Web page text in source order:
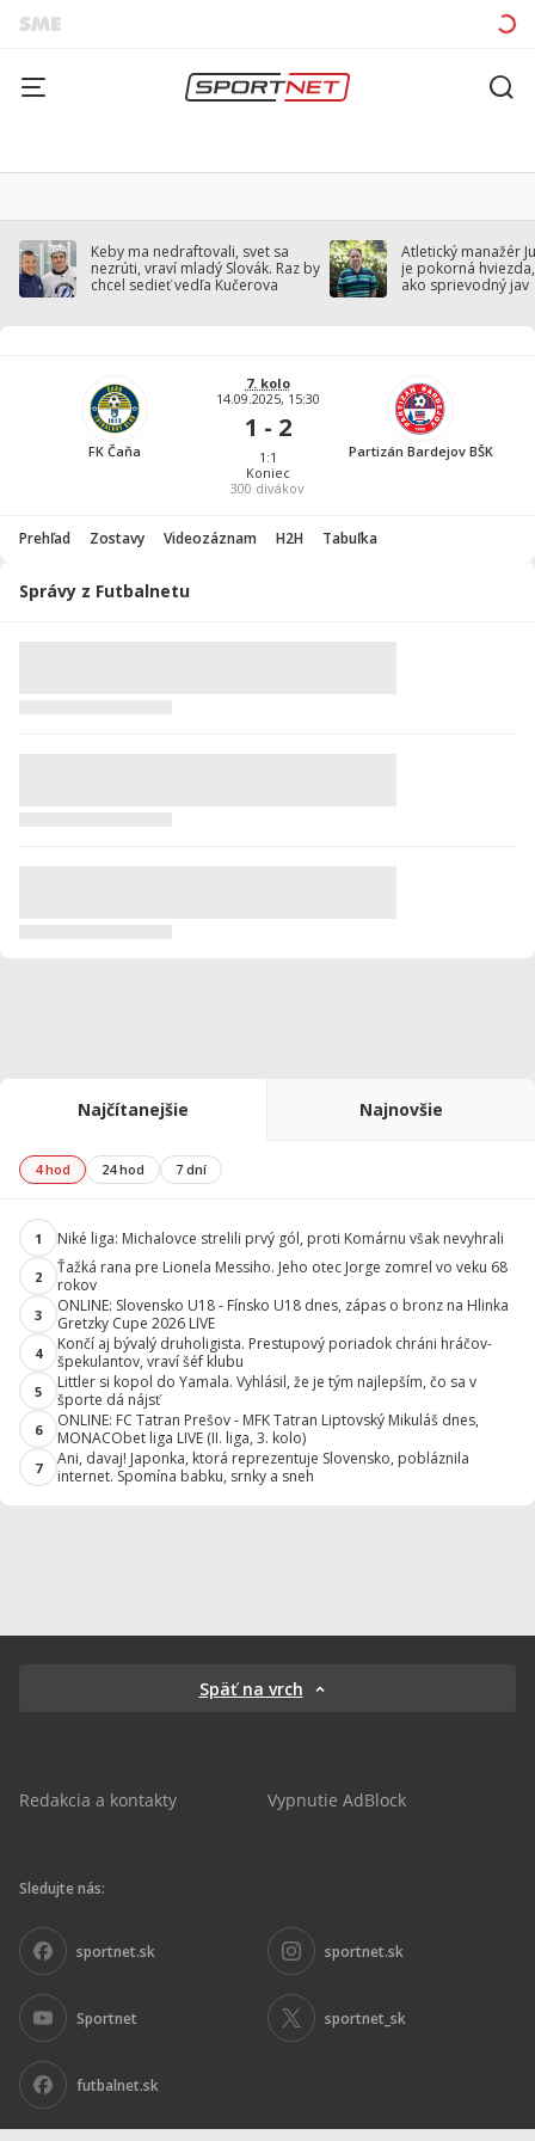
Keby ma nedraftovali, svet sa
nezrúti, vraví mladý Slovák. Raz by
chcel sedieť vedľa Kučerova
Atletický manažér
je pokorná
ako sprievodný jav
FK Čaňa
7. kolo
14.09.2025, 15:30
1 - 2
1:1
Koniec
300 divákov
Partizán Bardejov BŠK
Prehľad Zostavy Videozáznam H2H Tabuľka
Správy z Futbalnetu
Najčítanejšie Najnovšie
4 hod 24 hod 7 dní
1 Niké liga: Michalovce strelili prvý gól, proti Komárnu však nevyhrali
2
Ťažká rana pre Lionela Messiho. Jeho otec Jorge zomrel vo veku 68
rokov
3
ONLINE: Slovensko U18 - Fínsko U18 dnes, zápas o bronz na Hlinka
Gretzky Cupe 2026 LIVE
4
Končí aj bývalý druholigista. Prestupový poriadok chráni hráčov-
špekulantov, vraví šéf klubu
5
Littler si kopol do Yamala. Vyhlásil, že je tým najlepším, čo sa v
športe dá nájsť
6
ONLINE: FC Tatran Prešov - MFK Tatran Liptovský Mikuláš dnes,
MONACObet liga LIVE (II. liga, 3. kolo)
7
Ani, davaj! Japonka, ktorá reprezentuje Slovensko, pobláznila
internet. Spomína babku, srnky a sneh
Späť na vrch
Redakcia a kontakty Vypnutie AdBlock
Sledujte nás:
sportnet.sk sportnet.sk
Sportnet sportnet_sk
futbalnet.sk